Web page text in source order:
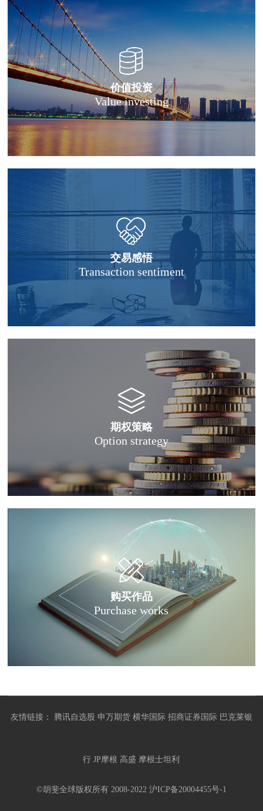
价值投资
Value investing
交易感悟
Transaction sentiment
期权策略
Option strategy
购买作品
Purchase works
友情链接： 腾讯自选股 申万期货 横华国际 招商证券国际 巴克莱银
行 JP摩根 高盛 摩根士坦利
©胡斐全球版权所有 2008-2022 沪ICP备20004455号-1